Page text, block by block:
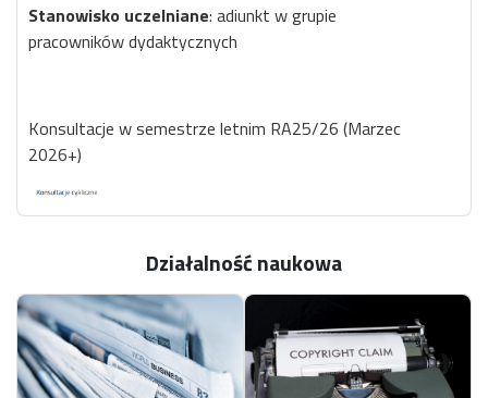
Stanowisko uczelniane: adiunkt w grupie
pracowników dydaktycznych
Konsultacje w semestrze letnim RA25/26 (Marzec
2026+)
Pełnione funkcje na Wydziale i Uczelni:
•Członek Rady Kierunku Zarządzanie i Inżynieria
Działalność naukowa